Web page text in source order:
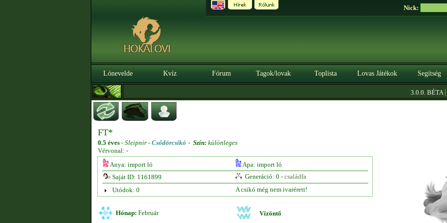
Nick:
Lónevelde Kvíz Fórum Tagok/lovak Toplista Lovas Játékok Segítség
3.0.0. BÉTA|
FT*
0.5 éves - Sleipnir - Csődörcsikó - Szín: különleges
Vérvonal: -
Anya: import ló
Apa: import ló
Saját ID: 1161899
Generáció: 0 - családfa
Utódok: 0
A csikó még nem ivarérett!
Hónap: Február Vízöntő